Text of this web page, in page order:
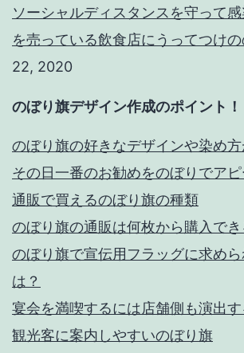
ソーシャルディスタンスを守って
を売っている飲食店にうってつけ
22, 2020
のぼり旗デザイン作成のポイント！
のぼり旗の好きなデザインや染め
その日一番のお勧めをのぼりでア
通販で買えるのぼり旗の種類
のぼり旗の通販は何枚から購入でき
のぼり旗で宣伝用フラッグに求め
は？
宴会を満喫するには店舗側も演出
観光客に案内しやすいのぼり旗